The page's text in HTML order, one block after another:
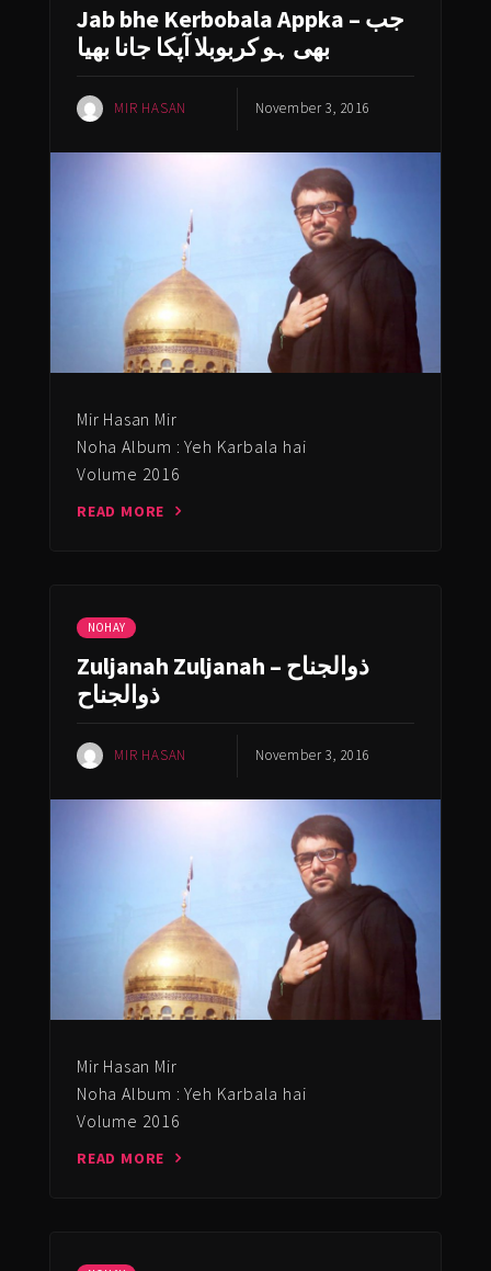
Jab bhe Kerbobala Appka – جب
بھی ہو کربوبلا آپکا جانا بھیا
MIR HASAN November 3, 2016
Mir Hasan Mir
Noha Album : Yeh Karbala hai
Volume 2016
READ MORE
NOHAY
Zuljanah Zuljanah – ذوالجناح
ذوالجناح
MIR HASAN November 3, 2016
Mir Hasan Mir
Noha Album : Yeh Karbala hai
Volume 2016
READ MORE